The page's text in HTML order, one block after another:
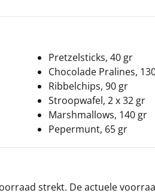
Pretzelsticks, 40 gr
Chocolade Pralines,
Ribbelchips, 90 gr
Stroopwafel, 2 x 32 gr
Marshmallows, 140 gr
Pepermunt, 65 gr
strekt. De actuele